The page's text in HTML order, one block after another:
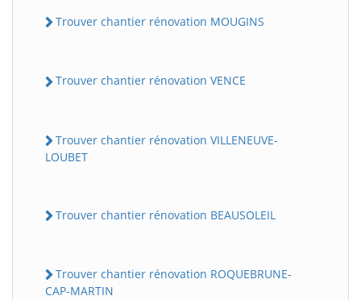
Trouver chantier rénovation MOUGINS
Trouver chantier rénovation VENCE
Trouver chantier rénovation VILLENEUVE-
LOUBET
Trouver chantier rénovation BEAUSOLEIL
Trouver chantier rénovation ROQUEBRUNE-
CAP-MARTIN